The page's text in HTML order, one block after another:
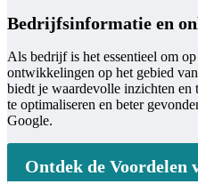
Bedrijfsinformatie en
Als bedrijf is het essentieel om
ontwikkelingen op het gebied
biedt je waardevolle inzichten
te optimaliseren en beter
Google.
Ontdek de Voordelen